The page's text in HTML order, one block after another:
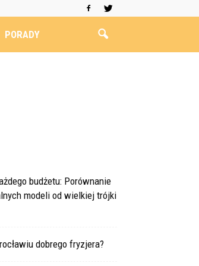
PORADY
budżetu: Porównanie
modeli od wielkiej trójki
dobrego fryzjera?